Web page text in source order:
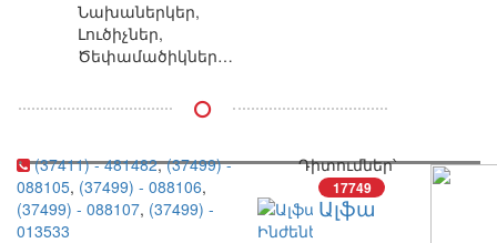
Նախաներկեր,
Լուծիչներ,
Ծեփամածիկներ,
Դիտումներ՝
17749
(37411) - 481482,(37499) -
088105, (37499) - 088106,
(37499) - 088107, (37499) -
013533
Ալֆա